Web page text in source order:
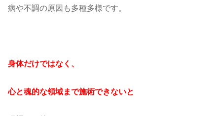
病や不調の原因も多種多様です。
身体だけではなく、
心と魂的な領域まで施術できないと